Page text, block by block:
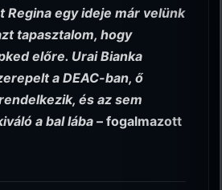
Regina egy ideje már velünk
tapasztalom, hogy
előre. Urai Bianka
a DEAC-ban, ő
és az sem
a bal lába– fogalmazott